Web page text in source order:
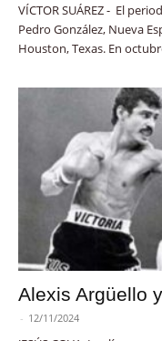
VÍCTOR SUÁREZ - El
Pedro González, Nueva
Houston, Texas. En
Alexis Argüello
- 12/11/2024